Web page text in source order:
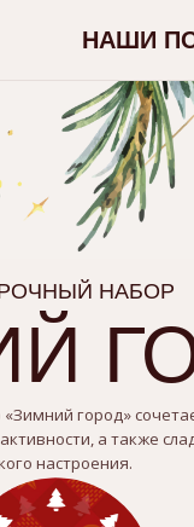
НАШИ ПОДАРКИ
сочетает в себе